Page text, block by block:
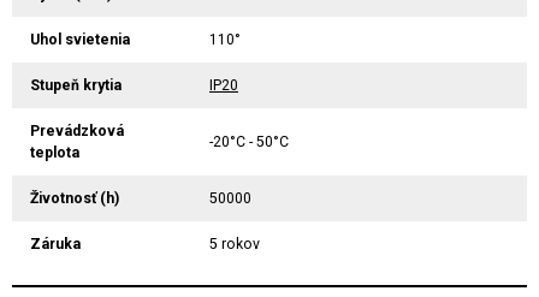
Uhol svietenia 110°
Stupeň krytia IP20
Prevádzková
teplota
-20°C - 50°C
Životnosť (h) 50000
Záruka 5 rokov